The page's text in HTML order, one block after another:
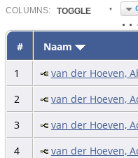
COLUMN S: TOGGLE
#
Naam
1
van der Hoeven,
2
van der Hoeven,
3
van der Hoeven,
4
van der Hoeven,